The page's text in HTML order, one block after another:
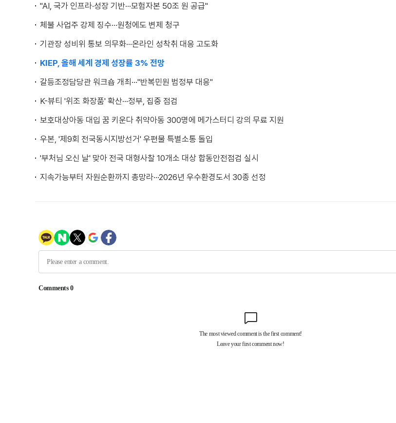
"AI, 국가 인프라·성장 기반···모험자본 50조 원 공급"
체불 사업주 강제 징수···원청에도 변제 청구
기관장 성비위 통보 의무화···온라인 성착취 대응 고도화
KIEP, 올해 세계 경제 성장률 3% 전망
갈등조정담당관 워크숍 개최···"반복민원 범정부 대응"
K-뷰티 '위조 화장품' 확산···정부, 집중 점검
보호대상아동 대입 꿈 키운다 취약아동 300명에 메가스터디 강의 무료 지원
우본, '제9회 전국동시지방선거' 우편물 특별소통 돌입
'부처님 오신 날' 맞아 전국 대형사찰 10개소 대상 합동안전점검 실시
지속가능부터 자원순환까지 총망라···2026년 우수환경도서 30종 선정